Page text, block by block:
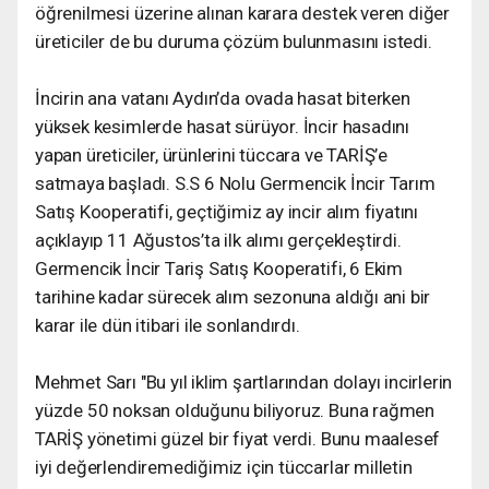
öğrenilmesi üzerine alınan karara destek veren diğer
üreticiler de bu duruma çözüm bulunmasını istedi.
İncirin ana vatanı Aydın’da ovada hasat biterken
yüksek kesimlerde hasat sürüyor. İncir hasadını
yapan üreticiler, ürünlerini tüccara ve TARİŞ’e
satmaya başladı. S.S 6 Nolu Germencik İncir Tarım
Satış Kooperatifi, geçtiğimiz ay incir alım fiyatını
açıklayıp 11 Ağustos’ta ilk alımı gerçekleştirdi.
Germencik İncir Tariş Satış Kooperatifi, 6 Ekim
tarihine kadar sürecek alım sezonuna aldığı ani bir
karar ile dün itibari ile sonlandırdı.
Mehmet Sarı "Bu yıl iklim şartlarından dolayı incirlerin
yüzde 50 noksan olduğunu biliyoruz. Buna rağmen
TARİŞ yönetimi güzel bir fiyat verdi. Bunu maalesef
iyi değerlendiremediğimiz için tüccarlar milletin